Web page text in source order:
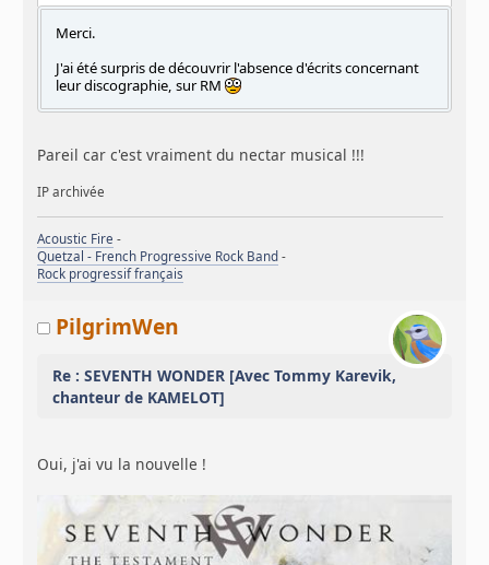
Merci.
J'ai été surpris de découvrir l'absence d'écrits concernant
leur discographie, sur RM
Pareil car c'est vraiment du nectar musical !!!
IP archivée
Acoustic Fire -
Quetzal - French Progressive Rock Band -
Rock progressif français
PilgrimWen
Re : SEVENTH WONDER [Avec Tommy Karevik,
chanteur de KAMELOT]
Oui, j'ai vu la nouvelle !